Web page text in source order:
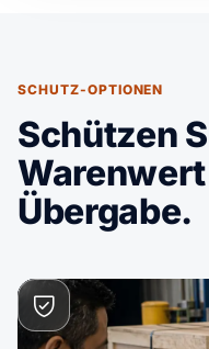
SCHUTZ-OPTIONEN
Schützen
Übergabe.